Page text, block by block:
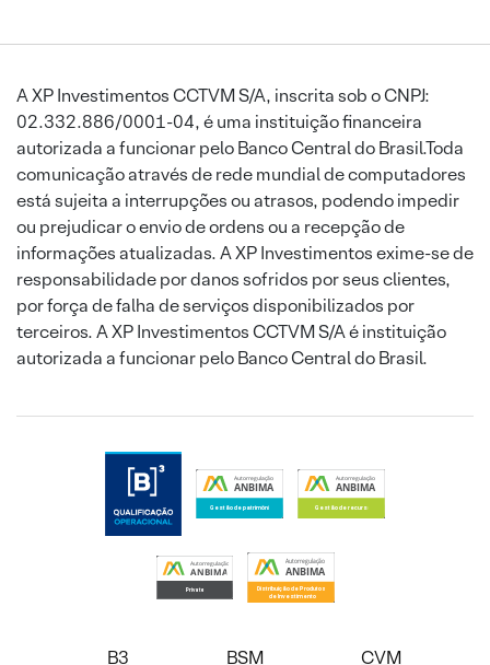
A XP Investimentos CCTVM S/A, inscrita sob o CNPJ:
02.332.886/0001-04, é uma instituição financeira
autorizada a funcionar pelo Banco Central do Brasil.Toda
comunicação através de rede mundial de computadores
está sujeita a interrupções ou atrasos, podendo impedir
ou prejudicar o envio de ordens ou a recepção de
informações atualizadas. A XP Investimentos exime-se de
responsabilidade por danos sofridos por seus clientes,
por força de falha de serviços disponibilizados por
terceiros. A XP Investimentos CCTVM S/A é instituição
autorizada a funcionar pelo Banco Central do Brasil.
B3 BSM
CVM